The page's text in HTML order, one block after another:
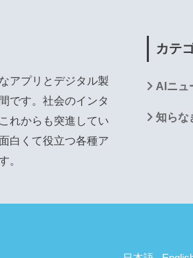
アプリとデジタル製
です。社会のインタ
れからも突進してい
白くて役立つ各種ア
。
カテ
AIニュ
知らな